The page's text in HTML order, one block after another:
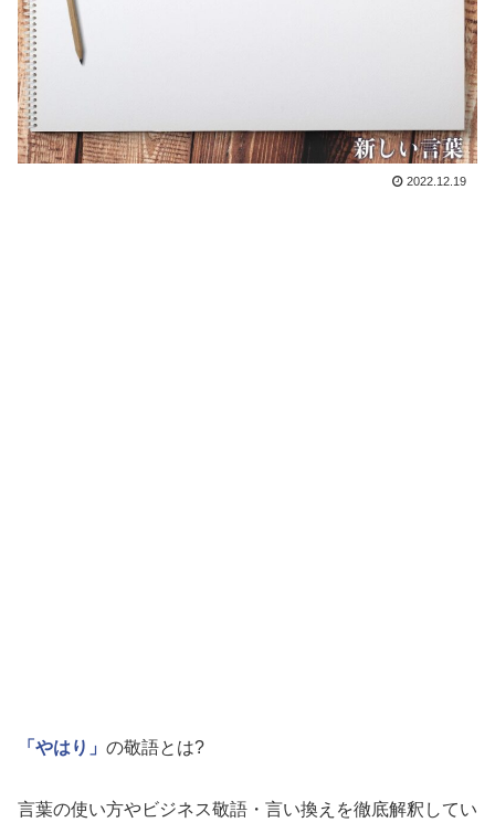
2022.12.19
「やはり」 の敬語とは?
言葉の使い方やビジネス敬語・言い換えを徹底解釈してい